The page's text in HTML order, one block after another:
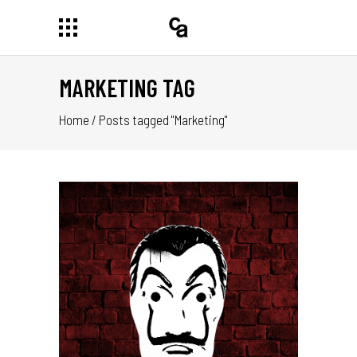
MARKETING TAG
Home / Posts tagged "Marketing"